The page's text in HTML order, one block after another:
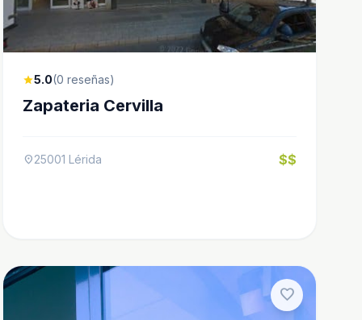
star5.0(0 reseñas)
Zapateria Cervilla
location_on25001 Lérida $$
favorite